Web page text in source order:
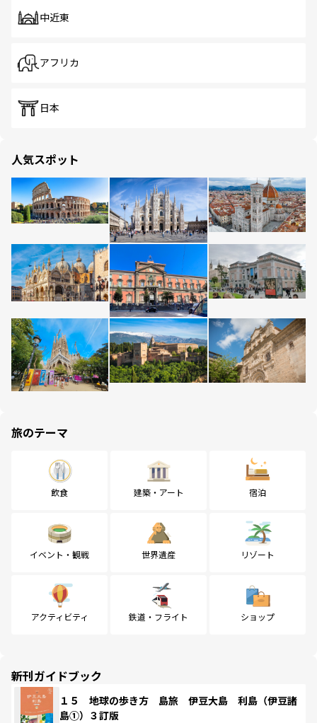
中近東
アフリカ
日本
人気スポット
旅のテーマ
飲食 建築・アート 宿泊
イベント・観戦 世界遺産 リゾート
アクティビティ 鉄道・フライト ショップ
新刊ガイドブック
１５ 地球の歩き方 島旅 伊豆大島 利島（伊豆諸
島①）３訂版